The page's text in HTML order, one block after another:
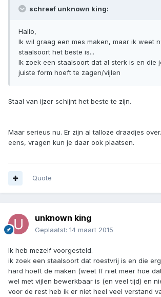
schreef unknown king:
Hallo,
Ik wil graag een mes maken, maar ik weet
staalsoort het beste is...
Ik zoek een staalsoort dat al sterk is en die
juiste form hoeft te zagen/vijlen
Staal van ijzer schijnt het beste te zijn.
Maar serieus nu. Er zijn al talloze draadjes
eens, vragen kun je daar ook plaatsen.
Quote
unknown king
Geplaatst: 14 maart 2015
Ik heb mezelf voorgesteld.
ik zoek een staalsoort dat roestvrij is en die
hard hoeft de maken (weet ff niet meer hoe
wel met vijlen bewerkbaar is (en veel tijd) en
voor de rest heb ik er niet heel veel verstand